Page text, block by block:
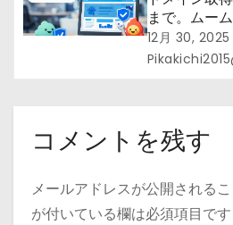
まで。ムー
まとめて”安
12月 30, 2025
コメントを残す
メールアドレスが公開されるこ
が付いている欄は必須項目です